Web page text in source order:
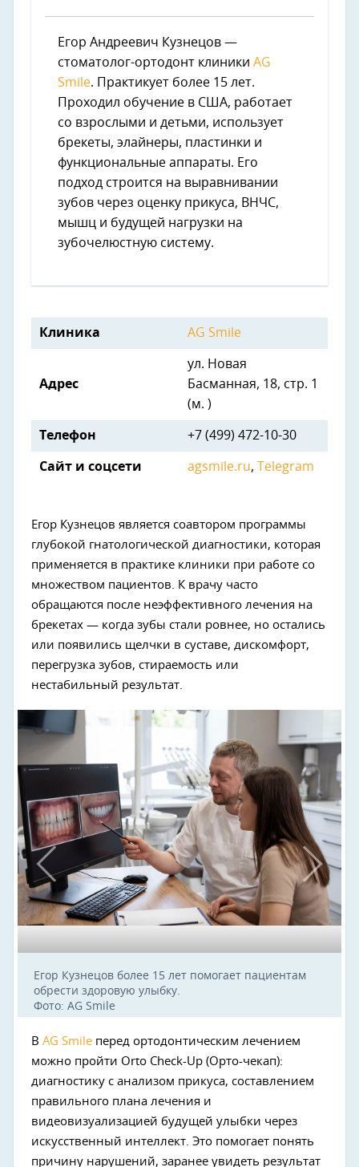
Егор Андреевич Кузнецов —
стоматолог-ортодонт клиники AG
Smile. Практикует более 15 лет.
Проходил обучение в США, работает
со взрослыми и детьми, использует
брекеты, элайнеры, пластинки и
функциональные аппараты. Его
подход строится на выравнивании
зубов через оценку прикуса, ВНЧС,
мышц и будущей нагрузки на
зубочелюстную систему.
Клиника AG Smile
Адрес
ул. Новая
Басманная, 18, стр. 1
(м. )
Телефон +7 (499) 472-10-30
Сайт и соцсети agsmile.ru, Telegram
Егор Кузнецов является соавтором программы
глубокой гнатологической диагностики, которая
применяется в практике клиники при работе со
множеством пациентов. К врачу часто
обращаются после неэффективного лечения на
брекетах — когда зубы стали ровнее, но остались
или появились щелчки в суставе, дискомфорт,
перегрузка зубов, стираемость или
нестабильный результат.
Егор Кузнецов более 15 лет помогает пациентам
обрести здоровую улыбку.
Фото: AG Smile
В AG Smile перед ортодонтическим лечением
можно пройти Orto Check-Up (Орто-чекап):
диагностику с анализом прикуса, составлением
правильного плана лечения и
видеовизуализацией будущей улыбки через
искусственный интеллект. Это помогает понять
причину нарушений, заранее увидеть результат